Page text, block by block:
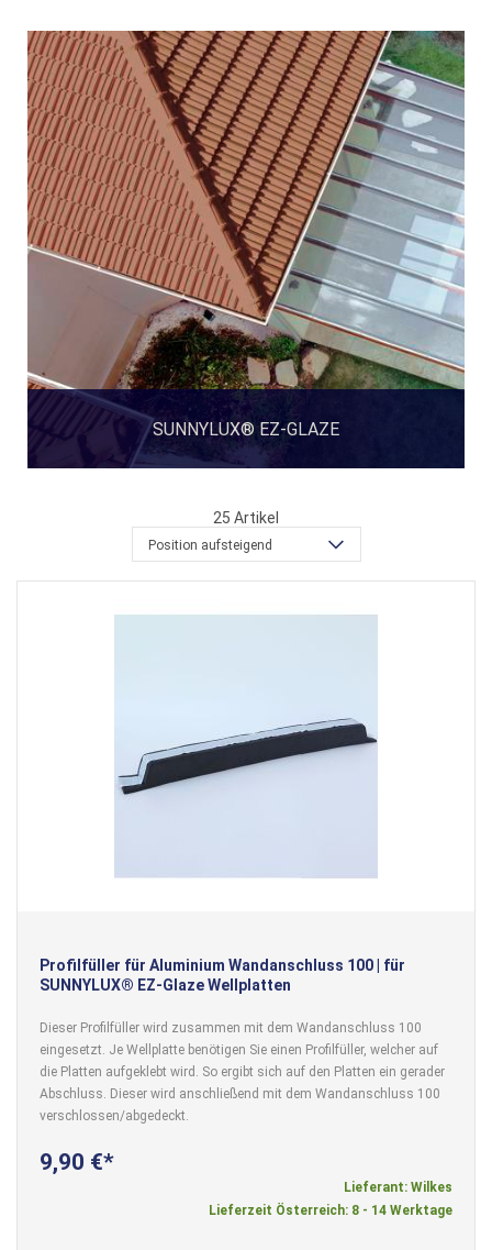
SUNNYLUX® EZ-GLAZE
25 Artikel
Position aufsteigend
Profilfüller für Aluminium Wandanschluss 100 | für
SUNNYLUX® EZ-Glaze Wellplatten
Dieser Profilfüller wird zusammen mit dem Wandanschluss 100
eingesetzt. Je Wellplatte benötigen Sie einen Profilfüller, welcher auf
die Platten aufgeklebt wird. So ergibt sich auf den Platten ein gerader
Abschluss. Dieser wird anschließend mit dem Wandanschluss 100
verschlossen/abgedeckt.
9,90 €
Lieferant: Wilkes
Lieferzeit Österreich: 8 - 14 Werktage